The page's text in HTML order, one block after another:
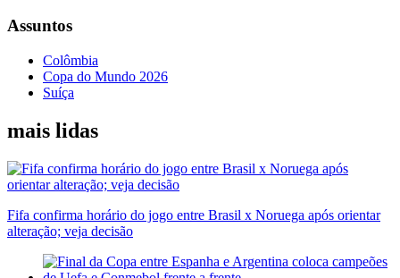
Assuntos
Colômbia
Copa do Mundo 2026
Suíça
mais lidas
Fifa confirma horário do jogo entre Brasil x Noruega após orientar
alteração; veja decisão